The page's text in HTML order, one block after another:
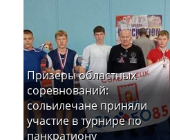
Призеры областных
соревнований:
сольилечане приняли
участие в турнире по
панкратиону